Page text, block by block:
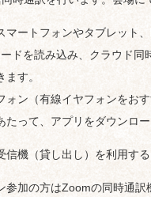
ートフォンやタブレット、
ドを読み込み、クラウド
す。
ォン（有線イヤフォンをお
って、アプリをダウンロ
機（貸し出し）を利用する
加の方はZoomの同時通訳